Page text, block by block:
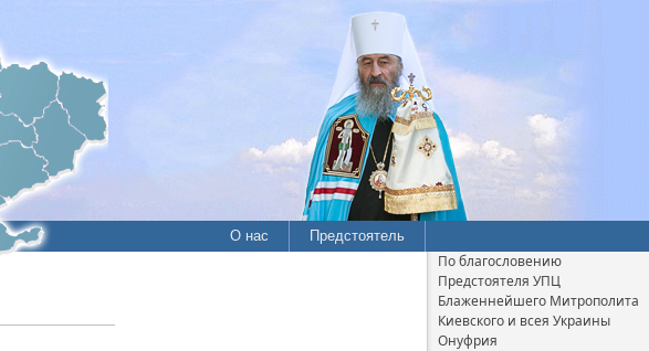
О нас Предстоятель
По благословению
Предстоятеля УПЦ
Блаженнейшего Митрополита
Киевского и всея Украины
Онуфрия